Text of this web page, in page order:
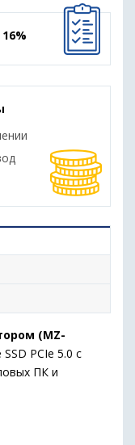
(MZ-
PCIe 5.0 с
ПК и